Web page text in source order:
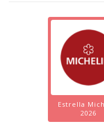
Estrella
2026